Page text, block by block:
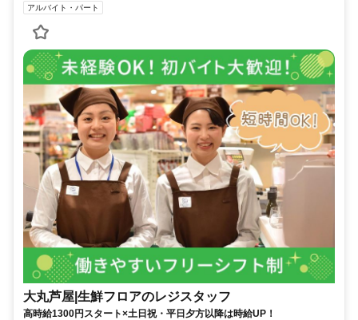
アルバイト・パート
大丸芦屋|生鮮フロアのレジスタッフ
高時給1300円スタート×土日祝・平日夕方以降は時給UP！